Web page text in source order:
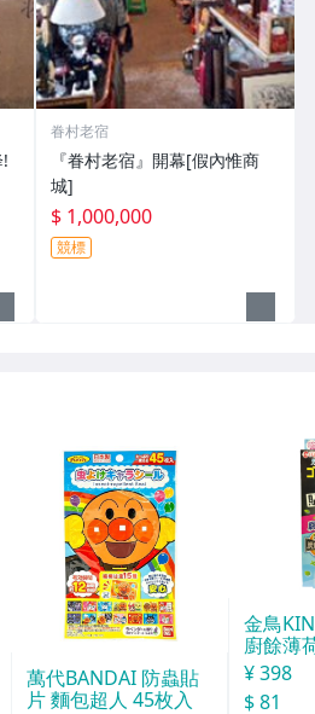
眷村老宿
『眷村老宿』開幕[假內惟商
城]
$ 1,000,000
競標
萬代BANDAI 防蟲貼
片 麵包超人 45枚入
金鳥
廚餘薄
30天分
¥ 398
$ 81